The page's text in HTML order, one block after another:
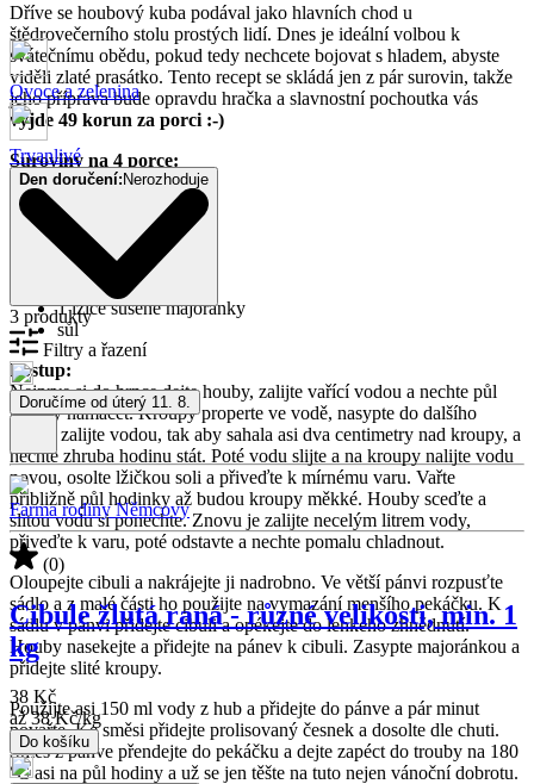
Dříve se houbový kuba podával jako hlavních chod u
štědrovečerního stolu prostých lidí. Dnes je ideální volbou k
svátečnímu obědu, pokud tedy nechcete bojovat s hladem, abyste
viděli zlaté prasátko. Tento recept se skládá jen z pár surovin, takže
jeho příprava bude opravdu hračka a slavnostní pochoutka vás
vyjde 49 korun za porci :-)
Suroviny na 4 porce:
200 g krup
35 g sušených hub
2 cibule
2 lžíce sádla
2 stroužky česneku
1 lžíce sušené majoránky
sůl
Postup:
Nejprve si do hrnce dejte houby, zalijte vařící vodou a nechte půl
hodiny namáčet. Kroupy properte ve vodě, nasypte do dalšího
hrnce, zalijte vodou, tak aby sahala asi dva centimetry nad kroupy, a
nechte zhruba hodinu stát. Poté vodu slijte a na kroupy nalijte vodu
novou, osolte lžičkou soli a přiveďte k mírnému varu. Vařte
přibližně půl hodinky až budou kroupy měkké. Houby sceďte a
slitou vodu si ponechte. Znovu je zalijte necelým litrem vody,
přiveďte k varu, poté odstavte a nechte pomalu chladnout.
Oloupejte cibuli a nakrájejte ji nadrobno. Ve větší pánvi rozpusťte
sádlo a z malé části ho použijte na vymazání menšího pekáčku. K
sádlu v pánvi přidejte cibuli a opékejte do lehkého zhnědnutí.
Houby nasekejte a přidejte na pánev k cibuli. Zasypte majoránkou a
přidejte slité kroupy.
Použijte asi 150 ml vody z hub a přidejte do pánve a pár minut
povařte. Ke směsi přidejte prolisovaný česnek a dosolte dle chuti.
Směs z pánve přendejte do pekáčku a dejte zapéct do trouby na 180
°C asi na půl hodiny a už se jen těšte na tuto nejen vánoční dobrotu.
Ovoce a zelenina
Trvanlivé
Den doručení: Nerozhoduje
3 produkty
Filtry a řazení
Doručíme od úterý 11. 8.
Farma rodiny Němcovy
(0)
Cibule žlutá raná - různé velikosti, min. 1
kg
38 Kč
až 38 Kč/kg
Do košíku